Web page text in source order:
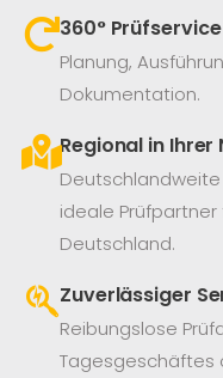
360° Prüfservice​
Planung,
Dokumentation.
Regional in Ihrer
ideale
Deutschland.
Zuverlässiger
Reibungslose
Tagesgeschäftes